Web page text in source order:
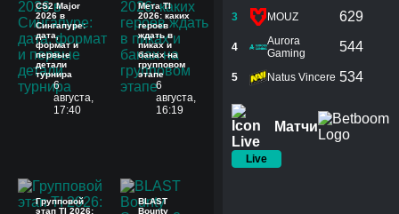
CS2 Major
2026 в
Сингапуре:
дата,
формат и
первые
детали
турнира
6
августа,
17:40
Мета TI
2026: каких
героев
ждать в
пиках и
банах на
групповом
этапе
6
августа,
16:19
Групповой
этап TI 2026:
BLAST
Bounty
3 MOUZ 629
4
Aurora
Gaming
544
5 Natus Vincere 534
Матчи
Live